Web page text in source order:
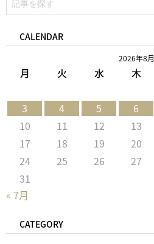
索:
CALENDAR
2026年8月
月 火 水 木
« 7月
3
4 5 6
10
11 12 13
17
18 19 20
24
25 26 27
31
CATEGORY